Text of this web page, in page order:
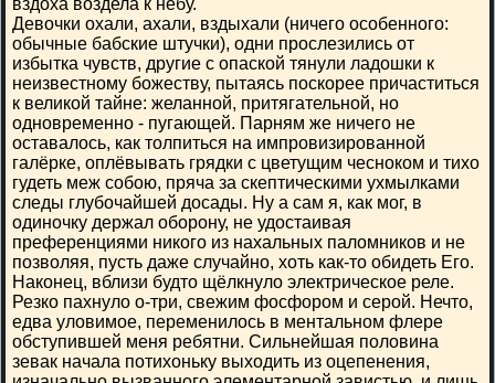
вздоха воздела к небу.
Девочки охали, ахали, вздыхали (ничего особенного:
обычные бабские штучки), одни прослезились от
избытка чувств, другие с опаской тянули ладошки к
неизвестному божеству, пытаясь поскорее причаститься
к великой тайне: желанной, притягательной, но
одновременно - пугающей. Парням же ничего не
оставалось, как толпиться на импровизированной
галёрке, оплёвывать грядки с цветущим чесноком и тихо
гудеть меж собою, пряча за скептическими ухмылками
следы глубочайшей досады. Ну а сам я, как мог, в
одиночку держал оборону, не удостаивая
преференциями никого из нахальных паломников и не
позволяя, пусть даже случайно, хоть как-то обидеть Его.
Наконец, вблизи будто щёлкнуло электрическое реле.
Резко пахнуло о-три, свежим фосфором и серой. Нечто,
едва уловимое, переменилось в ментальном флере
обступившей меня ребятни. Сильнейшая половина
зевак начала потихоньку выходить из оцепенения,